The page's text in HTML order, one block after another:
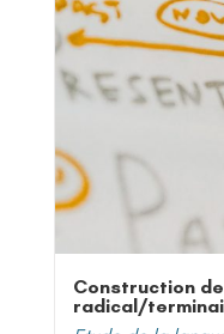
Construction
radical/